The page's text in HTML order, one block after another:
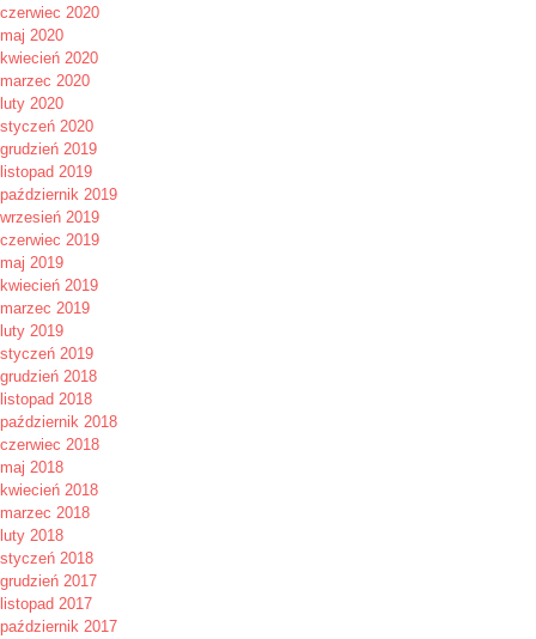
czerwiec 2020
maj 2020
kwiecień 2020
marzec 2020
luty 2020
styczeń 2020
grudzień 2019
listopad 2019
październik 2019
wrzesień 2019
czerwiec 2019
maj 2019
kwiecień 2019
marzec 2019
luty 2019
styczeń 2019
grudzień 2018
listopad 2018
październik 2018
czerwiec 2018
maj 2018
kwiecień 2018
marzec 2018
luty 2018
styczeń 2018
grudzień 2017
listopad 2017
październik 2017